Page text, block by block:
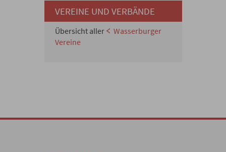
VEREINE UND VERBÄNDE
Übersicht aller
Wasserburger
Vereine